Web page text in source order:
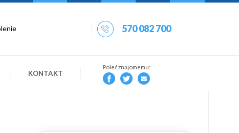
570 082 700
KONTAKT
Poleć znajomemu: